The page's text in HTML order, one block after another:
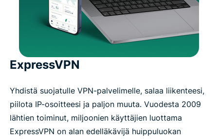
ExpressVPN
Yhdistä suojatulle VPN-palvelimelle, salaa liikenteesi,
piilota IP-osoitteesi ja paljon muuta. Vuodesta 2009
lähtien toiminut, miljoonien käyttäjien luottama
ExpressVPN on alan edelläkävijä huippuluokan